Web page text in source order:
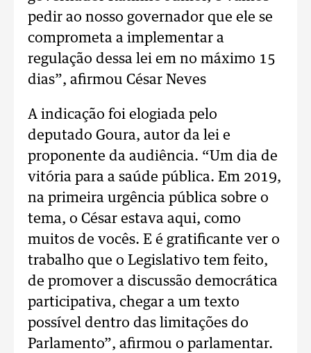
pedir ao nosso governador que ele se
comprometa a implementar a
regulação dessa lei em no máximo 15
dias”, afirmou César Neves
A indicação foi elogiada pelo
deputado Goura, autor da lei e
proponente da audiência. “Um dia de
vitória para a saúde pública. Em 2019,
na primeira urgência pública sobre o
tema, o César estava aqui, como
muitos de vocês. E é gratificante ver o
trabalho que o Legislativo tem feito,
de promover a discussão democrática
participativa, chegar a um texto
possível dentro das limitações do
Parlamento”, afirmou o parlamentar.